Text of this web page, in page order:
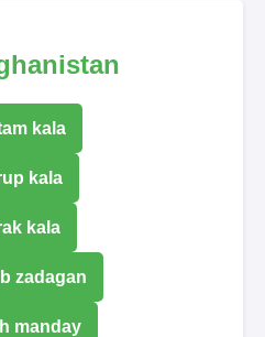
kala
kala
kala
zadagan
manday